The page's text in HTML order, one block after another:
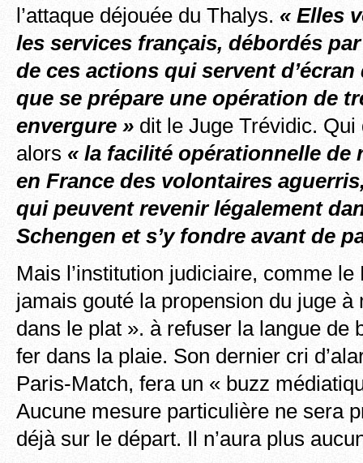
l’attaque déjouée du Thalys. « Elles
les services français, débordés
de ces actions qui servent
que se prépare une opération de
envergure » dit le Juge Trévidic. Qui
alors « la facilité opérationnelle de
en France des volontaires
qui peuvent revenir légalement
Schengen et s’y fondre avant de
Mais l’institution judiciaire, comme le
jamais gouté la propension du juge à
dans le plat ». à refuser la langue de
fer dans la plaie. Son dernier cri
Paris-Match, fera un « buzz
Aucune mesure particulière ne sera
déjà sur le départ. Il n’aura plus